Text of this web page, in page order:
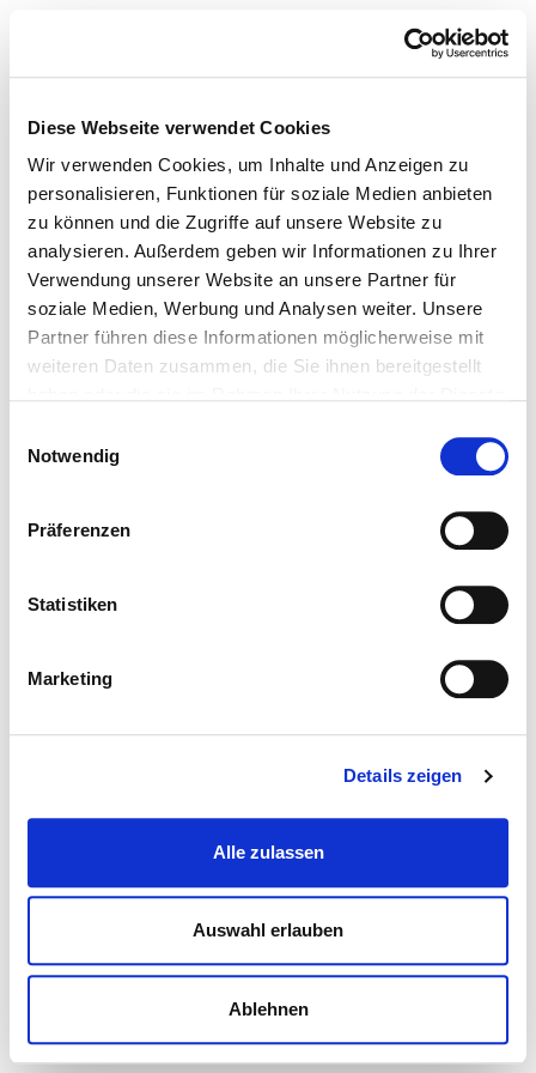
Diese Webseite verwendet Cookies
Wir verwenden Cookies, um Inhalte und Anzeigen zu
personalisieren, Funktionen für soziale Medien anbieten
zu können und die Zugriffe auf unsere Website zu
analysieren. Außerdem geben wir Informationen zu Ihrer
Verwendung unserer Website an unsere Partner für
soziale Medien, Werbung und Analysen weiter. Unsere
Partner führen diese Informationen möglicherweise mit
weiteren Daten zusammen, die Sie ihnen bereitgestellt
Notwendig
Präferenzen
Statistiken
Marketing
Details zeigen
Alle zulassen
Auswahl erlauben
Ablehnen